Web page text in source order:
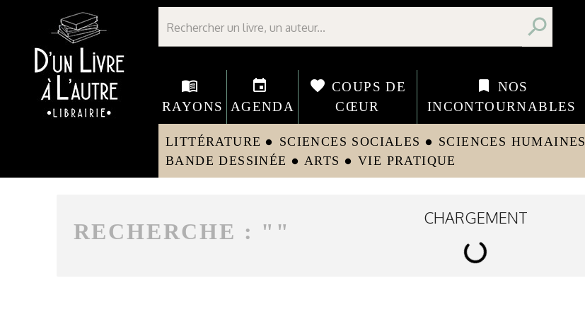
Librairie D'un livre à l'autre - Avranches
search
menu_book
RAYONS
event
AGENDA
favorite COUPS DE
CŒUR
bookmark
NOS
INCONTOURNABLES
LITTÉRATURE circle SCIENCES SOCIALES circle SCIENCES HUMAINES
BANDE DESSINÉE circle ARTS circle VIE PRATIQUE
RECHERCHE : " "
CHARGEMENT